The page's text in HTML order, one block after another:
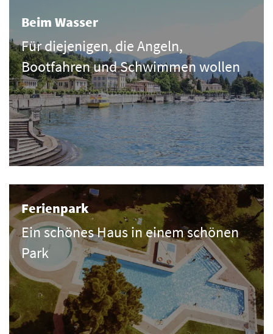
Beim Wasser
Für diejenigen, die Angeln,
Bootfahren und Schwimmen wollen
Ferienpark
Ein schönes Haus in einem schönen
Park